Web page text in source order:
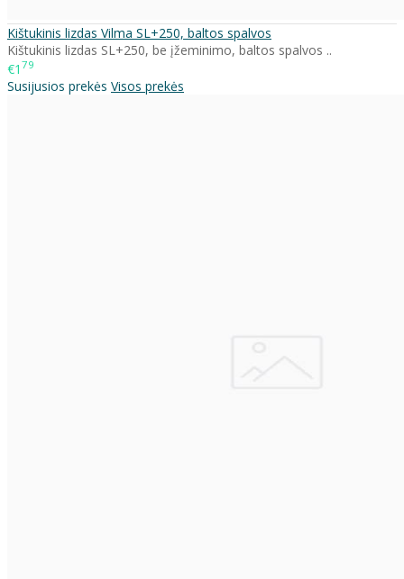
Kištukinis lizdas Vilma SL+250, baltos spalvos
Kištukinis lizdas SL+250, be įžeminimo, baltos spalvos ..
€1 79
Susijusios prekės Visos prekės